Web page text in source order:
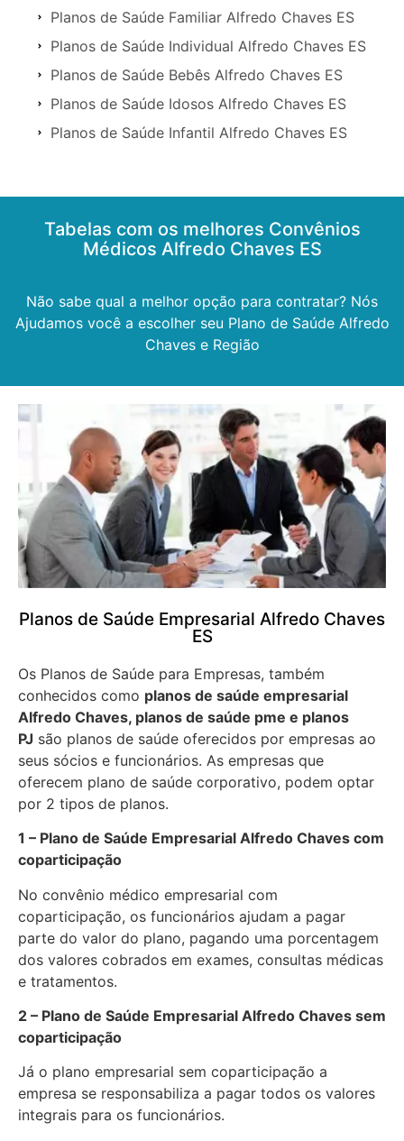
Planos de Saúde Familiar Alfredo Chaves ES
Planos de Saúde Individual Alfredo Chaves ES
Planos de Saúde Bebês Alfredo Chaves ES
Planos de Saúde Idosos Alfredo Chaves ES
Planos de Saúde Infantil Alfredo Chaves ES
Tabelas com os melhores Convênios
Médicos Alfredo Chaves ES
Não sabe qual a melhor opção para contratar? Nós
Ajudamos você a escolher seu Plano de Saúde Alfredo
Chaves e Região
Planos de Saúde Empresarial Alfredo Chaves
ES
Os Planos de Saúde para Empresas, também
conhecidos como planos de saúde empresarial
Alfredo Chaves, planos de saúde pme e planos
PJ são planos de saúde oferecidos por empresas ao
seus sócios e funcionários. As empresas que
oferecem plano de saúde corporativo, podem optar
por 2 tipos de planos.
1 – Plano de Saúde Empresarial Alfredo Chaves com
coparticipação
No convênio médico empresarial com
coparticipação, os funcionários ajudam a pagar
parte do valor do plano, pagando uma porcentagem
dos valores cobrados em exames, consultas médicas
e tratamentos.
2 – Plano de Saúde Empresarial Alfredo Chaves sem
coparticipação
Já o plano empresarial sem coparticipação a
empresa se responsabiliza a pagar todos os valores
integrais para os funcionários.